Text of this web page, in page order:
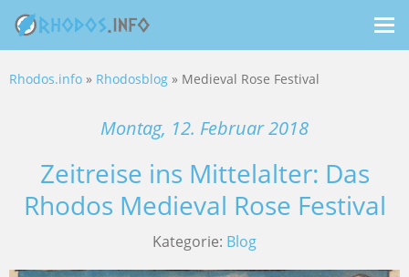
Rhodos.info » Rhodosblog » Medieval Rose Festival
Montag, 12. Februar 2018
Zeitreise ins Mittelalter: Das
Rhodos Medieval Rose Festival
Kategorie: Blog